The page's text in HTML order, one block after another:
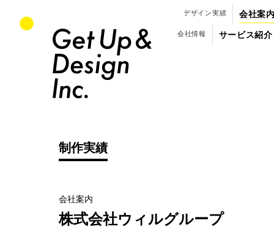
デザイン実績 会社案
会社情報 サービス紹介
制作実績
会社案内
株式会社ウィルグループ